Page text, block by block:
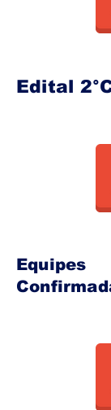
Edital
Equipes